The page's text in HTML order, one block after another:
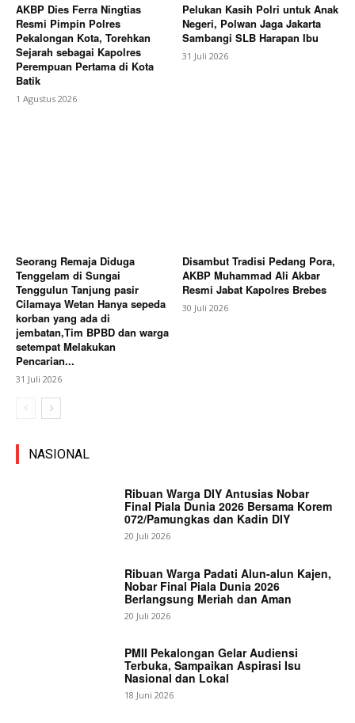
AKBP Dies Ferra Ningtias
Resmi Pimpin Polres
Pekalongan Kota, Torehkan
Sejarah sebagai Kapolres
Perempuan Pertama di Kota
Batik
1 Agustus 2026
Pelukan Kasih Polri untuk Anak
Negeri, Polwan Jaga Jakarta
Sambangi SLB Harapan Ibu
31 Juli 2026
Seorang Remaja Diduga
Tenggelam di Sungai
Tenggulun Tanjung pasir
Cilamaya Wetan Hanya sepeda
korban yang ada di
jembatan,Tim BPBD dan warga
setempat Melakukan
Pencarian...
31 Juli 2026
Disambut Tradisi Pedang Pora,
AKBP Muhammad Ali Akbar
Resmi Jabat Kapolres Brebes
30 Juli 2026
NASIONAL
Ribuan Warga DIY Antusias Nobar
Final Piala Dunia 2026 Bersama Korem
072/Pamungkas dan Kadin DIY
20 Juli 2026
Ribuan Warga Padati Alun-alun Kajen,
Nobar Final Piala Dunia 2026
Berlangsung Meriah dan Aman
20 Juli 2026
PMII Pekalongan Gelar Audiensi
Terbuka, Sampaikan Aspirasi Isu
Nasional dan Lokal
18 Juni 2026